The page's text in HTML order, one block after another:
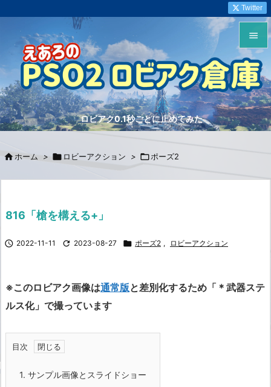
ロビアク0.1秒ごとに止めてみた


メニュ

サイド


Twitter
ホーム >  ロビーアクション > ポーズ2
816「槍を構える+」
 2022-11-11  2023-08-27  ポーズ2 , ロビーアクション
※このロビアク画像は通常版と差別化するため「＊武器ステ
ルス化」で撮っています
目次
1. サンプル画像とスライドショー